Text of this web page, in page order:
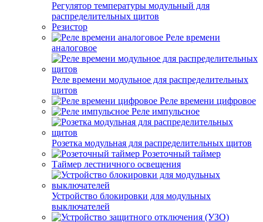
Регулятор температуры модульный для
распределительных щитов
Резистор
Реле времени
аналоговое
Реле времени модульное для распределительных
щитов
Реле времени цифровое
Реле импульсное
Розетка модульная для распределительных щитов
Розеточный таймер
Таймер лестничного освещения
Устройство блокировки для модульных
выключателей